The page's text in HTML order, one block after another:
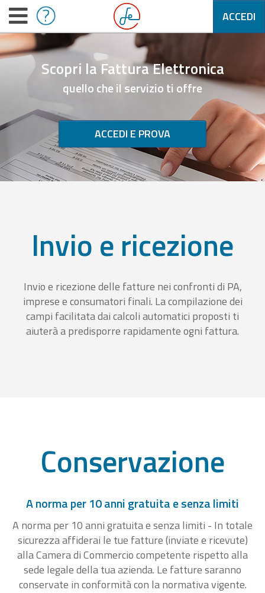
ACCEDI
Scopri la Fattura Elettronica
quello che il servizio ti offre
ACCEDI E PROVA
Invio e ricezione
Invio e ricezione delle fatture nei confronti di PA,
imprese e consumatori finali. La compilazione dei
campi facilitata dai calcoli automatici proposti ti
aiuterà a predisporre rapidamente ogni fattura.
Conservazione
A norma per 10 anni gratuita e senza limiti
A norma per 10 anni gratuita e senza limiti - In totale
sicurezza affiderai le tue fatture (inviate e ricevute)
alla Camera di Commercio competente rispetto alla
sede legale della tua azienda. Le fatture saranno
conservate in conformità con la normativa vigente.